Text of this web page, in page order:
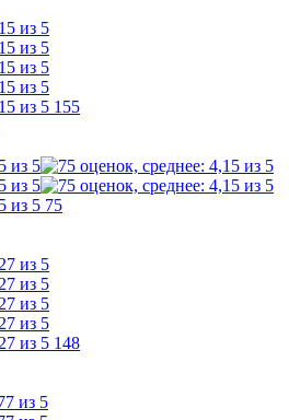
155
75
148